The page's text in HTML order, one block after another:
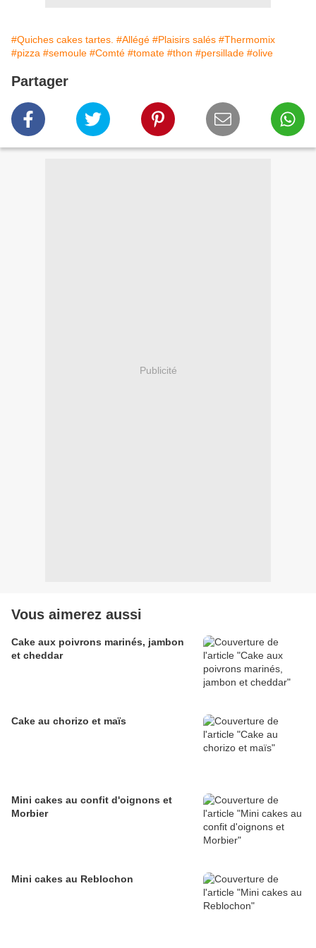
#Quiches cakes tartes. #Allégé #Plaisirs salés #Thermomix
#pizza #semoule #Comté #tomate #thon #persillade #olive
Partager
Publicité
Vous aimerez aussi
Cake aux poivrons marinés, jambon
et cheddar
Cake au chorizo et maïs
Mini cakes au confit d'oignons et
Morbier
Mini cakes au Reblochon